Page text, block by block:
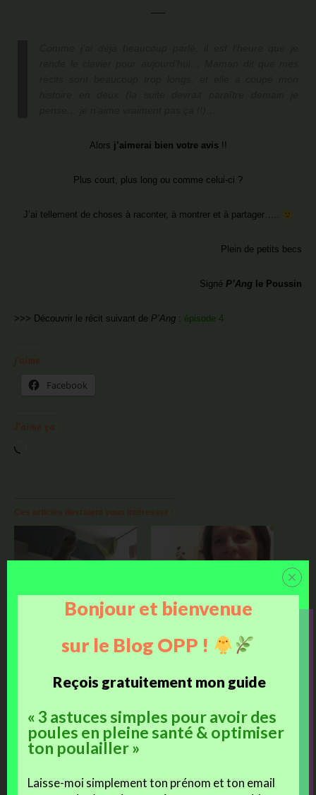
—–
Alors j’aimerai bien votre avis!!
Plus court, plus long ou comme celui-ci ?
J’ai tellement de choses à raconter, à montrer et à partager…..
Plein de petits becs
Signé P’Ang le Poussin
>>> Découvrir le récit suivant de P’Ang : épisode 4
Facebook
Vie de Poussin : découvrir
Une vie de poussin : les
premiers jours
Vie de poussin : Dur de
partager !
Autres Articles Sur Un Thème Proche Ou Similaire
Portrait de Poulet : Lanzo, jeune coq Brahma maillé doré
Bonjour et bienvenue
sur le Blog OPP !
Reçois gratuitement mon guide
« 3 astuces simples pour avoir des
poules en pleine santé & optimiser
ton poulailler »
Laisse-moi simplement ton prénom et ton email